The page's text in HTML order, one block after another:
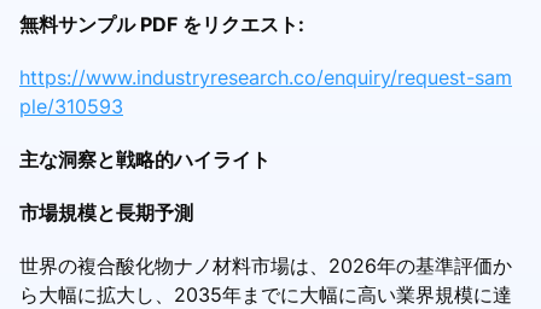
無料サンプル PDF をリクエスト:
https://www.industryresearch.co/enquiry/request-sam
ple/310593
主な洞察と戦略的ハイライト
市場規模と長期予測
世界の複合酸化物ナノ材料市場は、2026年の基準評価か
ら大幅に拡大し、2035年までに大幅に高い業界規模に達